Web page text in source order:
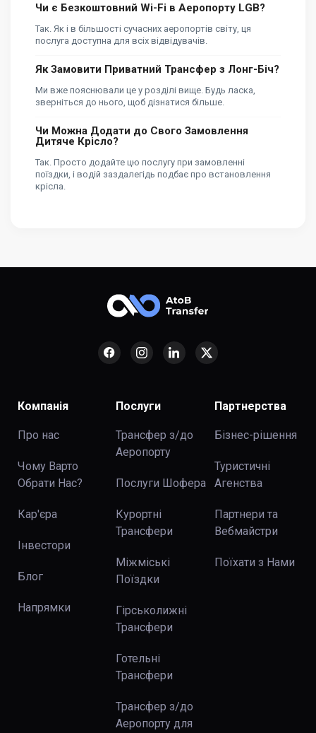
Чи є Безкоштовний Wi-Fi в Аеропорту LGB?
Так. Як і в більшості сучасних аеропортів світу, ця
послуга доступна для всіх відвідувачів.
Як Замовити Приватний Трансфер з Лонг-Біч?
Ми вже пояснювали це у розділі вище. Будь ласка,
зверніться до нього, щоб дізнатися більше.
Чи Можна Додати до Свого Замовлення
Дитяче Крісло?
Так. Просто додайте цю послугу при замовленні
поїздки, і водій заздалегідь подбає про встановлення
крісла.
Компанія
Про нас
Чому Варто
Обрати Нас?
Кар'єра
Інвестори
Блог
Напрямки
Послуги
Трансфер з/до
Аеропорту
Послуги Шофера
Курортні
Трансфери
Міжміські
Поїздки
Гірськолижні
Трансфери
Готельні
Трансфери
Трансфер з/до
Аеропорту для
Партнерства
Бізнес-рішення
Туристичні
Агенства
Партнери та
Вебмайстри
Поїхати з Нами